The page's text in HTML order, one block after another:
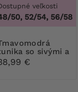
veľkosti
50, 52/54, 56/58
so sivými a
kvetmi
€